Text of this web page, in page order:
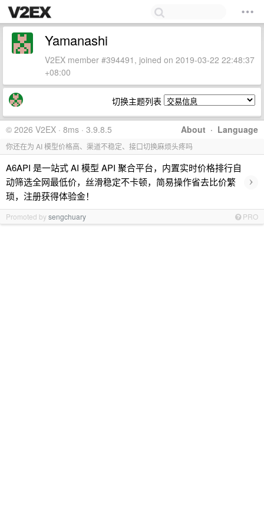
Yamanashi
V2EX member #394491, joined on 2019-03-22 22:48:37
+08:00
切换主题列表
About · Language
© 2026 V2EX · 8ms · 3.9.8.5
你还在为 AI 模型价格高、渠道不稳定、接口切换麻烦头疼吗
A6API 是一站式 AI 模型 API 聚合平台，内置实时价格排行自
动筛选全网最低价，丝滑稳定不卡顿，简易操作省去比价繁
琐，注册获得体验金！
›
Promoted bysengchuary PRO